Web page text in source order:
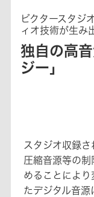
ビクタースタジ
ィオ技術が生み
独自の高
ジー」
スタジオ収録
圧縮音源等の制
めることにより
たデジタル音源